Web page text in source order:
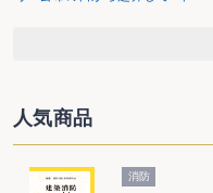
人気商品
消防